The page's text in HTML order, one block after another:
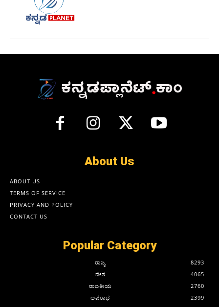
About Us
ABOUT US
TERMS OF SERVICE
PRIVACY AND POLICY
CONTACT US
Popular Category
ರಾಜ್ಯ
8293
ದೇಶ
4065
ರಾಜಕೀಯ
2760
ಅಪರಾಧ
2399